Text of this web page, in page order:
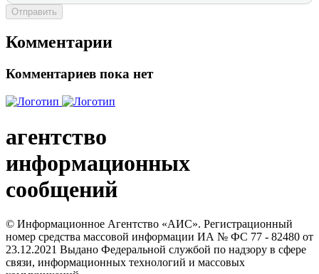
Отправить
Комментарии
Комментариев пока нет
агентство
информационных
сообщений
© Информационное Агентство «АИС». Регистрационный
номер средства массовой информации ИА № ФС 77 - 82480 от
23.12.2021 Выдано Федеральной службой по надзору в сфере
связи, информационных технологий и массовых